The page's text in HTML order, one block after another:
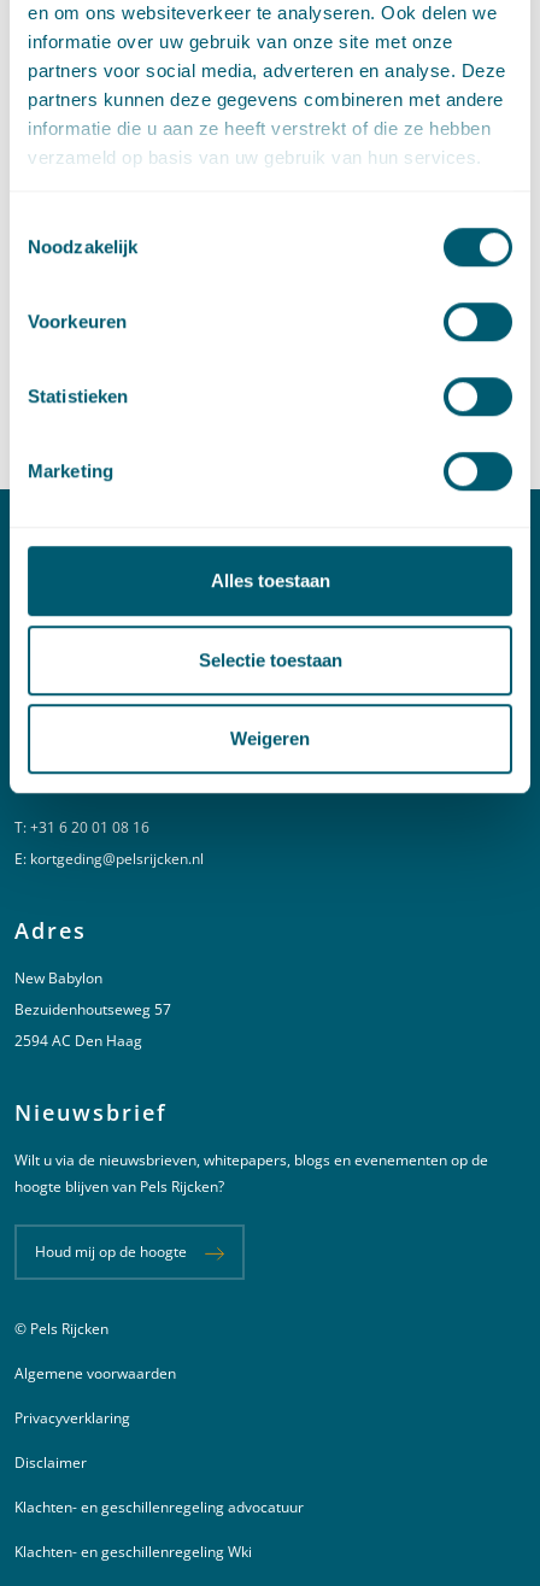
en om ons websiteverkeer te analyseren. Ook delen we
informatie over uw gebruik van onze site met onze
partners voor social media, adverteren en analyse. Deze
partners kunnen deze gegevens combineren met andere
informatie die u aan ze heeft verstrekt of die ze hebben
verzameld op basis van uw gebruik van hun services.
Noodzakelijk
Voorkeuren
Statistieken
Marketing
Alles toestaan
Selectie toestaan
Weigeren
Emmeline verzorgde in de loop der jaren diverse trainingen bij
DNB, ECB, EBA en aan de Universiteit Leiden. Met haar kennis
en ervaring draagt Emmeline bij aan het verder vormgeven en
uitbouwen van haar bestuursportefeuille Governance, Risk en
Compliance om die aan de hoogste standaarden binnen de
advocatuur te laten voldoen.
contact op.
:emmeline.vanheukelem@pelsrijcken.nl Stuur een e-mail
T:+31 70 515 3000
Linkedin
Spoed (Buiten kantoortijden)
T:+31 6 20 01 08 16
E: kortgeding@pelsrijcken.nl
Adres
New Babylon
Bezuidenhoutseweg 57
2594 AC Den Haag
Nieuwsbrief
Wilt u via de nieuwsbrieven, whitepapers, blogs en evenementen op de
hoogte blijven van Pels Rijcken?
Houd mij op de hoogte
Juridische informatie
© Pels Rijcken
Algemene voorwaarden
Privacyverklaring
Disclaimer
Klachten- en geschillenregeling advocatuur
Klachten- en geschillenregeling Wki